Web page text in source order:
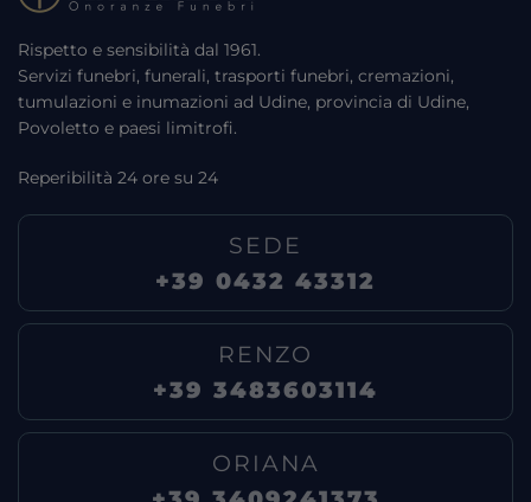
Rispetto e sensibilità dal 1961.
Servizi funebri, funerali, trasporti funebri, cremazioni,
tumulazioni e inumazioni ad Udine, provincia di Udine,
Povoletto e paesi limitrofi.
Reperibilità 24 ore su 24
SEDE
+39 0432 43312
RENZO
+39 3483603114
ORIANA